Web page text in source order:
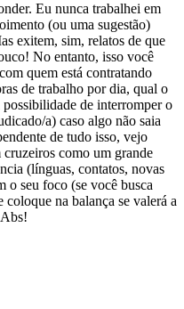
Eu nunca trabalhei em
(ou uma sugestão)
exitem, sim, relatos de que
No entanto, isso você
quem está contratando
de trabalho por dia, qual o
de interromper o
a) caso algo não saia
de tudo isso, vejo
cruzeiros como um grande
(línguas, contatos, novas
o seu foco (se você busca
na balança se valerá a